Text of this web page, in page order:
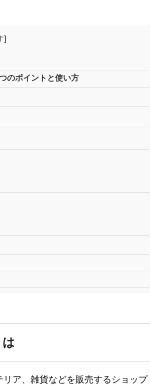
]
のポイントと使い方
ア、雑貨などを販売するショップ